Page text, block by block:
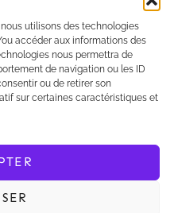
utilisons des technologies
accéder aux informations des
nous permettra de
de navigation ou les ID
ou de retirer son
sur certaines caractéristiques et
pour leur confiance
Contentieux et
Julie Gayrard
&Europe) distingue le